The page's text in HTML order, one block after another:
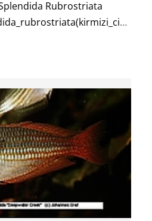
Rubrostriata
melanotaenia_splendida_rubrostriata(kirmizi_cizgili_gokkusagi)